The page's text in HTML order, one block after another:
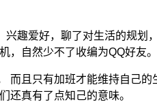
趣爱好，聊了对生活的规
，自然少不了收编为QQ好友。
且只有加班才能维持自己
还真有了点知己的意味。